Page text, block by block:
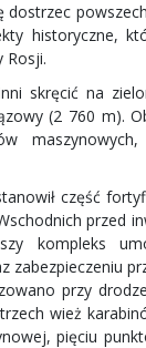
historyczne,
Rosji.
skręcić na
(2 760 m).
maszynowych,
część
przed
kompleks
zabezpieczeniu
przy
wież
pięciu